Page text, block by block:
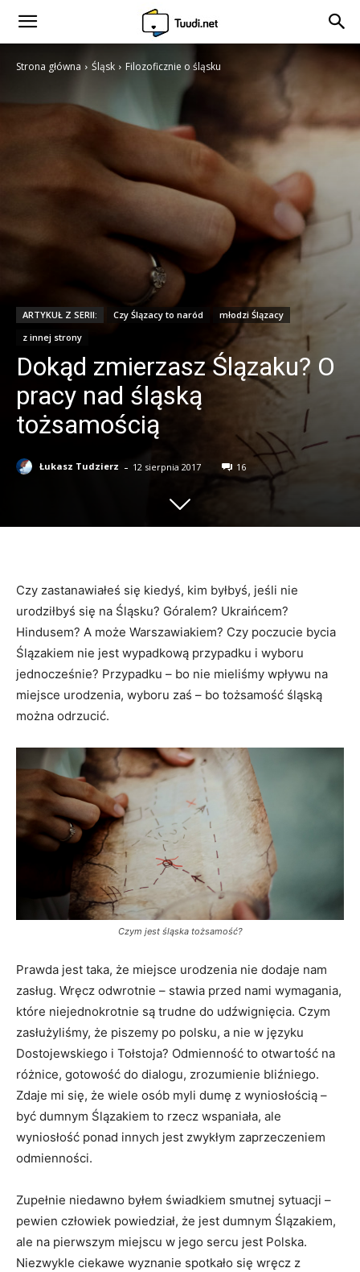
Strona główna Śląsk Filozoficznie o śląsku
ARTYKUŁ Z SERII: Czy Ślązacy to naród
młodzi Ślązacy
z innej strony
Dokąd zmierzasz Ślązaku? O
pracy nad śląską
tożsamością
Łukasz Tudzierz - 12 sierpnia 2017 16
Czy zastanawiałeś się kiedyś, kim byłbyś, jeśli nie
urodziłbyś się na Śląsku? Góralem? Ukraińcem?
Hindusem? A może Warszawiakiem? Czy poczucie bycia
Ślązakiem nie jest wypadkową przypadku i wyboru
jednocześnie? Przypadku – bo nie mieliśmy wpływu na
miejsce urodzenia, wyboru zaś – bo tożsamość śląską
można odrzucić.
Czym jest śląska tożsamość?
Prawda jest taka, że miejsce urodzenia nie dodaje nam
zasług. Wręcz odwrotnie – stawia przed nami wymagania,
które niejednokrotnie są trudne do udźwignięcia. Czym
zasłużyliśmy, że piszemy po polsku, a nie w języku
Dostojewskiego i Tołstoja? Odmienność to otwartość na
różnice, gotowość do dialogu, zrozumienie bliźniego.
Zdaje mi się, że wiele osób myli dumę z wyniosłością –
być dumnym Ślązakiem to rzecz wspaniała, ale
wyniosłość ponad innych jest zwykłym zaprzeczeniem
odmienności.
Zupełnie niedawno byłem świadkiem smutnej sytuacji –
pewien człowiek powiedział, że jest dumnym Ślązakiem,
ale na pierwszym miejscu w jego sercu jest Polska.
Niezwykle ciekawe wyznanie spotkało się wręcz z